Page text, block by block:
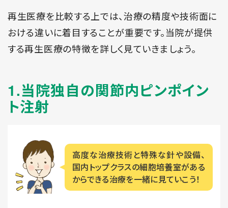
再生医療を比較する上では、治療の精度や技術面に
おける違いに着目することが重要です。当院が提供
する再生医療の特徴を詳しく見ていきましょう。
1.当院独自の関節内ピンポイン
ト注射
高度な治療技術と特殊な針や設備、
国内トップクラスの細胞培養室がある
からできる治療を一緒に見ていこう！